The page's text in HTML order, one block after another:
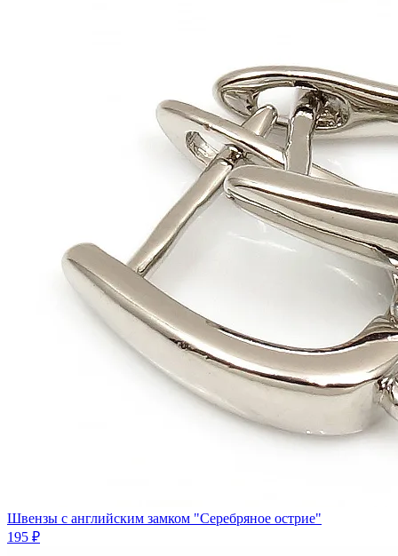
Швензы с английским замком "Серебряное острие"
195 ₽